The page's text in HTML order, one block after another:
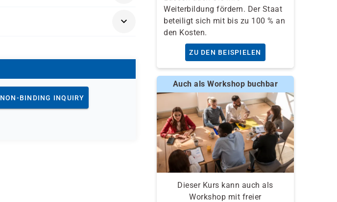
NON-BINDING INQUIRY
Weiterbildung fördern. Der Staat
beteiligt sich mit bis zu 100 % an
den Kosten.
ZU DEN BEISPIELEN
Auch als Workshop buchbar
Dieser Kurs kann auch als
Workshop mit freier